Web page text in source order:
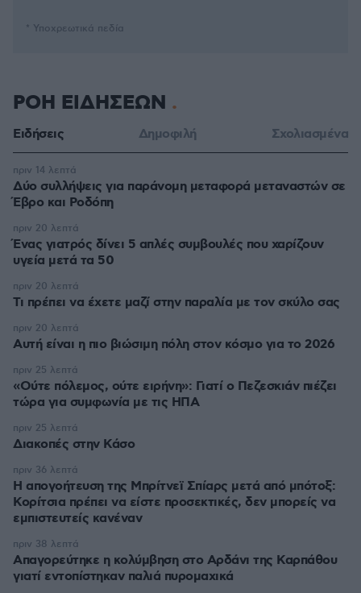
* Υποχρεωτικά πεδία
ΡΟΗ ΕΙΔΗΣΕΩΝ
Ειδήσεις Δημοφιλή Σχολιασμένα
Δύο συλλήψεις για παράνομη μεταφορά μεταναστών σε
Έβρο και Ροδόπη
πριν 14 λεπτά
Ένας γιατρός δίνει 5 απλές συμβουλές που χαρίζουν
υγεία μετά τα 50
πριν 20 λεπτά
Τι πρέπει να έχετε μαζί στην παραλία με τον σκύλο σας
πριν 20 λεπτά
Αυτή είναι η πιο βιώσιμη πόλη στον κόσμο για το 2026
πριν 20 λεπτά
«Ούτε πόλεμος, ούτε ειρήνη»: Γιατί ο Πεζεσκιάν πιέζει
τώρα για συμφωνία με τις ΗΠΑ
πριν 25 λεπτά
Διακοπές στην Κάσο
πριν 25 λεπτά
Η απογοήτευση της Μπρίτνεϊ Σπίαρς μετά από μπότοξ:
Κορίτσια πρέπει να είστε προσεκτικές, δεν μπορείς να
εμπιστευτείς κανέναν
πριν 36 λεπτά
Απαγορεύτηκε η κολύμβηση στο Αρδάνι της Καρπάθου
γιατί εντοπίστηκαν παλιά πυρομαχικά
πριν 38 λεπτά